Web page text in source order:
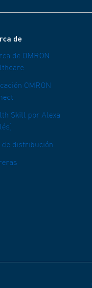
de
de OMRON
OMRON
Skill por Alexa
de distribución